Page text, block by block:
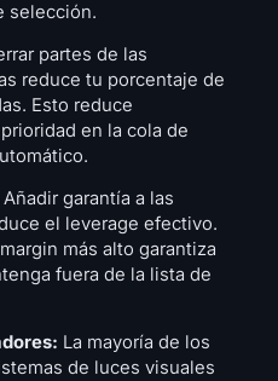
selección.
partes de las
reduce tu porcentaje de
Esto reduce
en la cola de
Añadir garantía a las
el leverage efectivo.
más alto garantiza
fuera de la lista de
La mayoría de los
de luces visuales